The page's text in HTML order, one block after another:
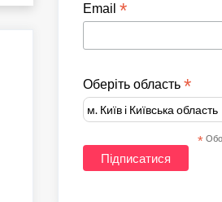
Email*
Оберіть область*
*